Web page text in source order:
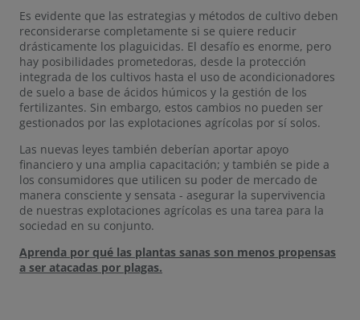
Es evidente que las estrategias y métodos de cultivo deben
reconsiderarse completamente si se quiere reducir
drásticamente los plaguicidas. El desafío es enorme, pero
hay posibilidades prometedoras, desde la protección
integrada de los cultivos hasta el uso de acondicionadores
de suelo a base de ácidos húmicos y la gestión de los
fertilizantes. Sin embargo, estos cambios no pueden ser
gestionados por las explotaciones agrícolas por sí solos.
Las nuevas leyes también deberían aportar apoyo
financiero y una amplia capacitación; y también se pide a
los consumidores que utilicen su poder de mercado de
manera consciente y sensata - asegurar la supervivencia
de nuestras explotaciones agrícolas es una tarea para la
sociedad en su conjunto.
Aprenda por qué las plantas sanas son menos propensas
a ser atacadas por plagas.